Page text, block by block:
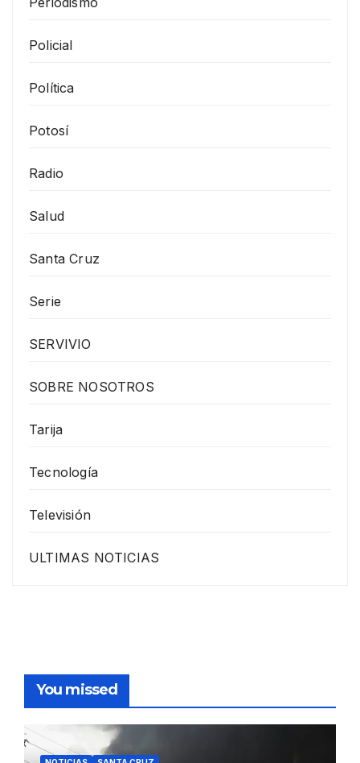
Policial
Política
Potosí
Radio
Salud
Santa Cruz
Serie
SERVIVIO
SOBRE NOSOTROS
Tarija
Tecnología
Televisión
ULTIMAS NOTICIAS
You missed